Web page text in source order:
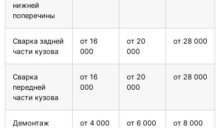
нижней
поперечины
Сварка задней
части кузова
от 16
000
от 20
000
от 28 000
Сварка
передней
части кузова
от 16
000
от 20
000
от 28 000
Демонтаж
от 4 000 от 6 000 от 8 000